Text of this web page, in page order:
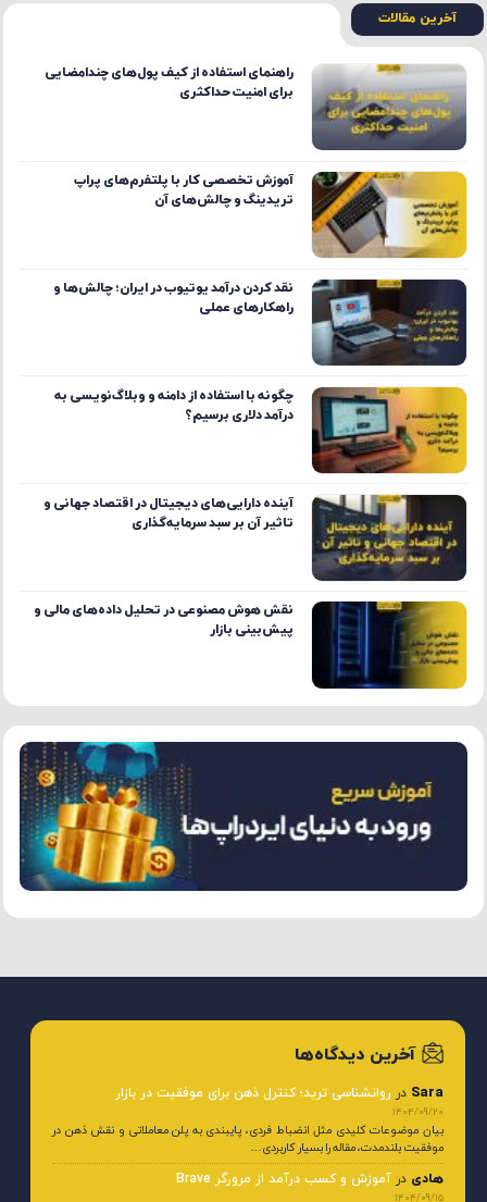
آخرین مقالات
راهنمای استفاده از کیف پول‌های چندامضایی
برای امنیت حداکثری
آموزش تخصصی کار با پلتفرم‌های پراپ
تریدینگ و چالش‌های آن
نقد کردن درآمد یوتیوب در ایران؛ چالش‌ها و
راهکارهای عملی
چگونه با استفاده از دامنه و وبلاگ‌نویسی به
درآمد دلاری برسیم؟
آینده دارایی‌های دیجیتال در اقتصاد جهانی و
تاثیر آن بر سبد سرمایه‌گذاری
نقش هوش مصنوعی در تحلیل داده‌های مالی و
پیش‌بینی بازار
آخرین دیدگاه‌ها
Sara در روانشناسی ترید؛ کنترل ذهن برای موفقیت در بازار
1404/09/20
بیان موضوعات کلیدی مثل انضباط فردی، پایبندی به پلن معاملاتی و نقش ذهن در
موفقیت بلندمدت، مقاله را بسیار کاربردی…
هادی در آموزش و کسب درآمد از مرورگر Brave
1404/09/15